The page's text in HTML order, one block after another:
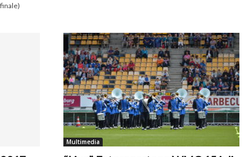
Multimedia